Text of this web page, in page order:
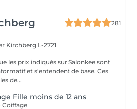
281
Kirchberg L-2721
les prix indiqués sur Salonkee sont
et s'entendent de base. Ces
de...
Fille moins de 12 ans
Coiffage